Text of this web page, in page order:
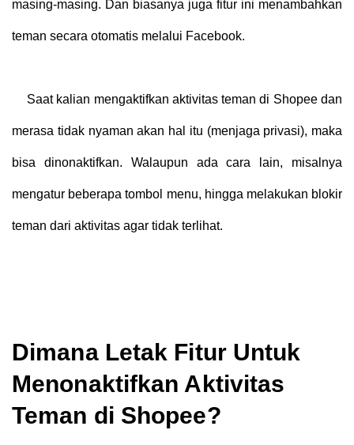
masing-masing. Dan biasanya juga fitur ini menambahkan
teman secara otomatis melalui Facebook.
Saat kalian mengaktifkan aktivitas teman di Shopee dan
merasa tidak nyaman akan hal itu (menjaga privasi), maka
bisa dinonaktifkan. Walaupun ada cara lain, misalnya
mengatur beberapa tombol menu, hingga melakukan blokir
teman dari aktivitas agar tidak terlihat.
Dimana Letak Fitur Untuk
Menonaktifkan Aktivitas
Teman di Shopee?